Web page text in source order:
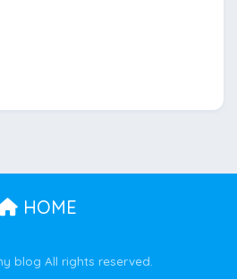
HOME
blog All rights reserved.